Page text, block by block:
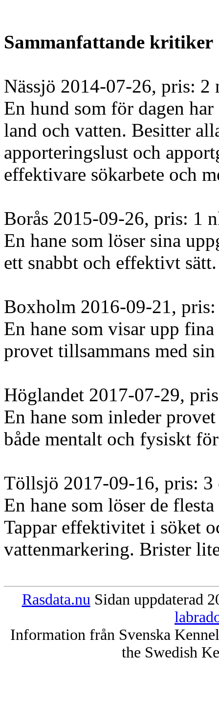
Sammanfattande kritiker
Nässjö 2014-07-26, pris:
En hund som för dagen
land och vatten. Besitter
apporteringslust och
effektivare sökarbete och
Borås 2015-09-26, pris: 1
En hane som löser sina
ett snabbt och effektivt sätt.
Boxholm 2016-09-21,
En hane som visar upp
provet tillsammans med
Höglandet 2017-07-29,
En hane som inleder
både mentalt och fysiskt
Töllsjö 2017-09-16, pris:
En hane som löser de
Tappar effektivitet i söket
vattenmarkering. Brister
Rasdata.nuSidan uppdaterad
Information från Svenska
the Swedish